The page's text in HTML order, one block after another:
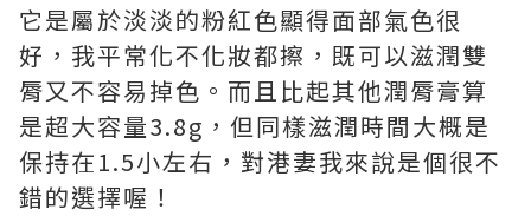
它是屬於淡淡的粉紅色顯得面部氣色很
好，我平常化不化妝都擦，既可以滋潤雙
脣又不容易掉色。而且比起其他潤脣膏算
是超大容量3.8g，但同樣滋潤時間大概是
保持在1.5小左右，對港妻我來說是個很不
錯的選擇喔！